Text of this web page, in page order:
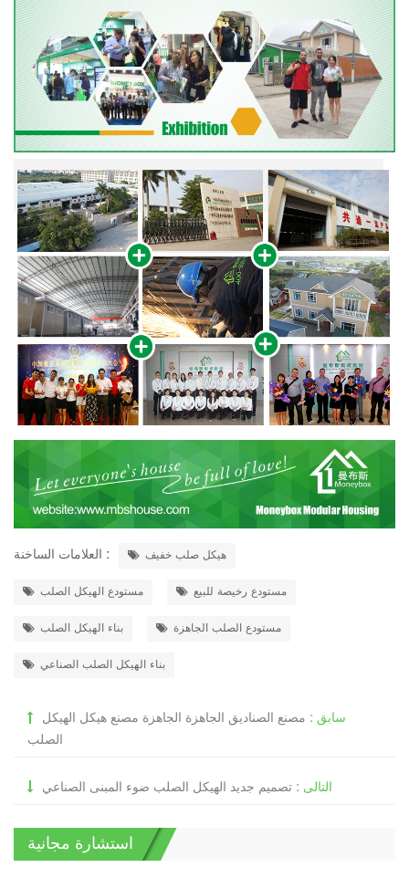
العلامات الساخنة : هيكل صلب خفيف
مستودع الهيكل الصلب مستودع رخيصة للبيع
بناء الهيكل الصلب مستودع الصلب الجاهزة
بناء الهيكل الصلب الصناعي
سابق : مصنع الصناديق الجاهزة الجاهزة مصنع هيكل الهيكل
الصلب
التالى : تصميم جديد الهيكل الصلب ضوء المبنى الصناعي
استشارة مجانية